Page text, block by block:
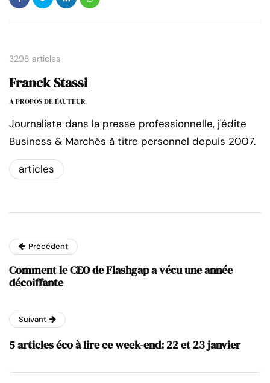
3298 articles
Franck Stassi
A PROPOS DE L'AUTEUR
Journaliste dans la presse professionnelle, j'édite
Business & Marchés à titre personnel depuis 2007.
articles
Précédent
Comment le CEO de Flashgap a vécu une année
décoiffante
Suivant
5 articles éco à lire ce week-end: 22 et 23 janvier